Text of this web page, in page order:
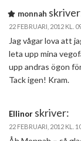
monnah
22 FEBRUARI, 2012 KL.
Jag vågar lova att
leta upp mina
upp andras ögon
Tack igen! Kram.
Ellinor skriver:
22 FEBRUARI, 2012 KL.